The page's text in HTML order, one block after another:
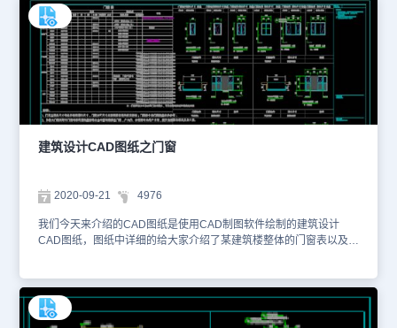
建筑设计CAD图纸之门窗
2020-09-21 4976
我们今天来介绍的CAD图纸是使用CAD制图软件绘制的建筑设计
CAD图纸，图纸中详细的给大家介绍了某建筑楼整体的门窗表以及门
的测量等等。以下为您截图了该CAD图纸的相关预览图。本CAD图
纸作为学习资料参考，请勿用于商业用途。